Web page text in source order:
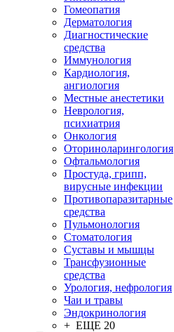
Гомеопатия
Дерматология
Диагностические
средства
Иммунология
Кардиология,
ангиология
Местные анестетики
Неврология,
психиатрия
Онкология
Оториноларингология
Офтальмология
Простуда, грипп,
вирусные инфекции
Противопаразитарные
средства
Пульмонология
Стоматология
Суставы и мышцы
Трансфузионные
средства
Урология, нефрология
Чаи и травы
Эндокринология
+ ЕЩЕ 20